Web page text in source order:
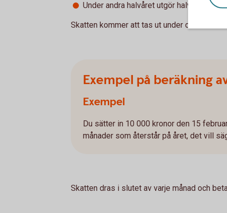
Under andra halvåret utgör halva
Skatten kommer att tas ut under de
Exempel på beräkning
Exempel
Du sätter in 10 000 kronor den 15
månader som återstår på året, det vill
Skatten dras i slutet av varje månad och